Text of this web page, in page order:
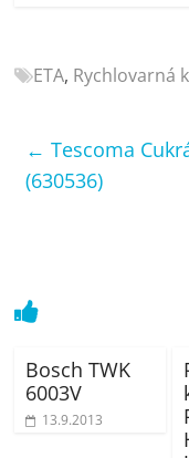
telefony,
ETA, Rychlovarná
← Tescoma
(630536)
Bosch TWK
6003V
13.9.2013